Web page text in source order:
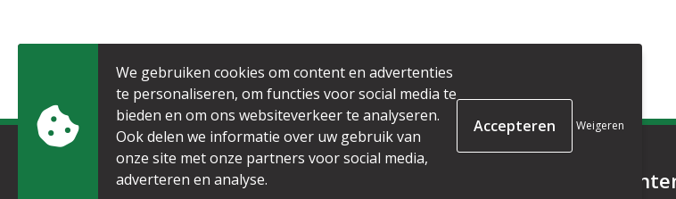
Contact
We gebruiken cookies om content en advertenties
te personaliseren, om functies voor social media te
bieden en om ons websiteverkeer te analyseren.
Ook delen we informatie over uw gebruik van
onze site met onze partners voor social media,
adverteren en analyse.
Weigeren